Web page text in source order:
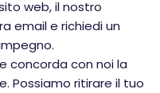
web, il nostro
email e richiedi un
concorda con noi la
Possiamo ritirare il tuo